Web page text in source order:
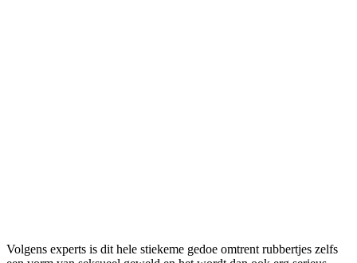
Volgens experts is dit hele stiekeme gedoe omtrent rubbertjes zelfs